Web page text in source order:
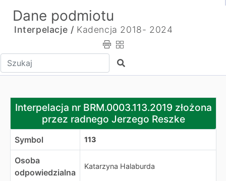
Dane podmiotu
Interpelacje / Kadencja 2018- 2024
Wpisz tekst do wyszukania Szukaj
Interpelacja nr BRM.0003.113.2019 złożona przez
Interpelacja nr BRM.0003.113.2019 złożona
przez radnego Jerzego Reszke
Symbol 113
Osoba
odpowiedzialna
Katarzyna Halaburda